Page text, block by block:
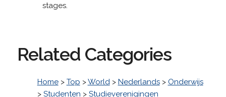
stages.
Related Categories
Home> Top >World> Nederlands> Onderwijs
> Studenten > Studieverenigingen